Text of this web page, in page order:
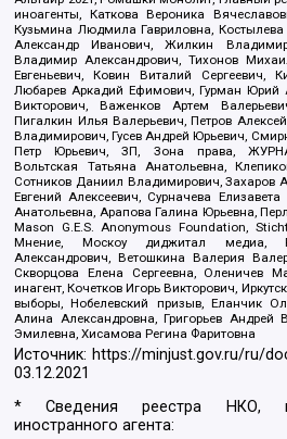
иноагенты, Каткова Вероника
Кузьмина Людмила Гавриловна,
Александр Иванович, Жилкин
Владимир Александрович, Тихонов
Евгеньевич, Ковин Виталий Сергеевич,
Любарев Аркадий Ефимович, Гурман Юрий
Викторович, Важенков Артем
Пигалкин Илья Валерьевич, Петров
Владимирович, Гусев Андрей Юрьевич,
Петр Юрьевич, ЗП, Зона права,
Вольтская Татьяна Анатольевна,
Сотников Даниил Владимирович, Захаров
Евгений Алексеевич, Сурначева
Анатольевна, Арапова Галина Юрьевна,
Mason G.E.S. Anonymous Foundation,
Мнение, Москоу диджитал медиа,
Александрович, Ветошкина Валерия
Скворцова Елена Сергеевна, Оленичев
инагент, Кочетков Игорь Викторович,
выборы, Нобелевский призыв, Еланчик
Алина Александровна, Григорьев Андрей
Эмилевна, Хисамова Регина Фаритовна
Источник: https://minjust.gov.ru/ru/
03.12.2021
* Сведения реестра НКО,
иностранного агента: